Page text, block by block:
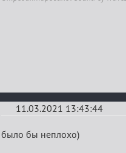
11.03.2021 13:43:44
Re:
было бы неплохо)